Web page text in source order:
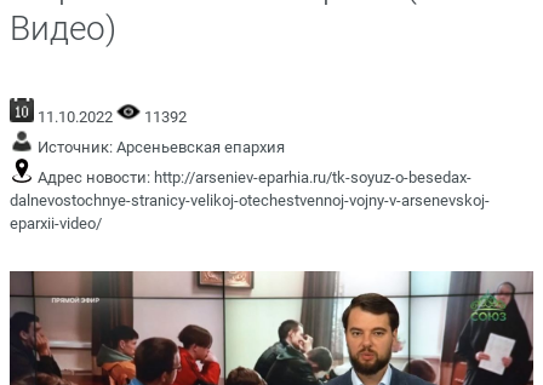
Видео)
11.10.2022
11392
Источник: Арсеньевская епархия
Адрес новости: http://arseniev-eparhia.ru/tk-soyuz-o-besedax-
dalnevostochnye-stranicy-velikoj-otechestvennoj-vojny-v-arsenevskoj-
eparxii-video/